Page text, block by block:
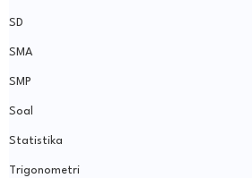
SD
SMA
SMP
Soal
Statistika
Trigonometri